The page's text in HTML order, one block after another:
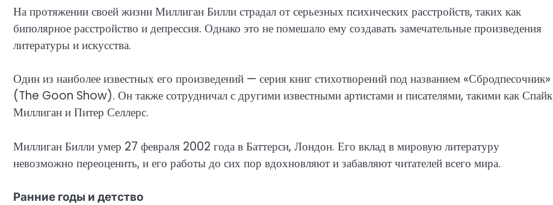
На протяжении своей жизни Миллиган Билли страдал от серьезных психических расстройств, таких как
биполярное расстройство и депрессия. Однако это не помешало ему создавать замечательные произведения
литературы и искусства.
Один из наиболее известных его произведений — серия книг стихотворений под названием «Сбродпесочник»
(The Goon Show). Он также сотрудничал с другими известными артистами и писателями, такими как Спайк
Миллиган и Питер Селлерс.
Миллиган Билли умер 27 февраля 2002 года в Баттерси, Лондон. Его вклад в мировую литературу
невозможно переоценить, и его работы до сих пор вдохновляют и забавляют читателей всего мира.
Ранние годы и детство